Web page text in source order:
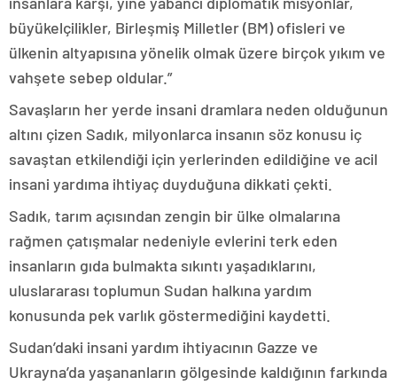
büyükelçilikler, Birleşmiş Milletler (BM) ofisleri ve
ülkenin altyapısına yönelik olmak üzere birçok yıkım ve
vahşete sebep oldular.”
Savaşların her yerde insani dramlara neden olduğunun
altını çizen Sadık, milyonlarca insanın söz konusu iç
savaştan etkilendiği için yerlerinden edildiğine ve acil
insani yardıma ihtiyaç duyduğuna dikkati çekti.
Sadık, tarım açısından zengin bir ülke olmalarına
rağmen çatışmalar nedeniyle evlerini terk eden
insanların gıda bulmakta sıkıntı yaşadıklarını,
uluslararası toplumun Sudan halkına yardım
konusunda pek varlık göstermediğini kaydetti.
Sudan’daki insani yardım ihtiyacının Gazze ve
Ukrayna’da yaşananların gölgesinde kaldığının farkında